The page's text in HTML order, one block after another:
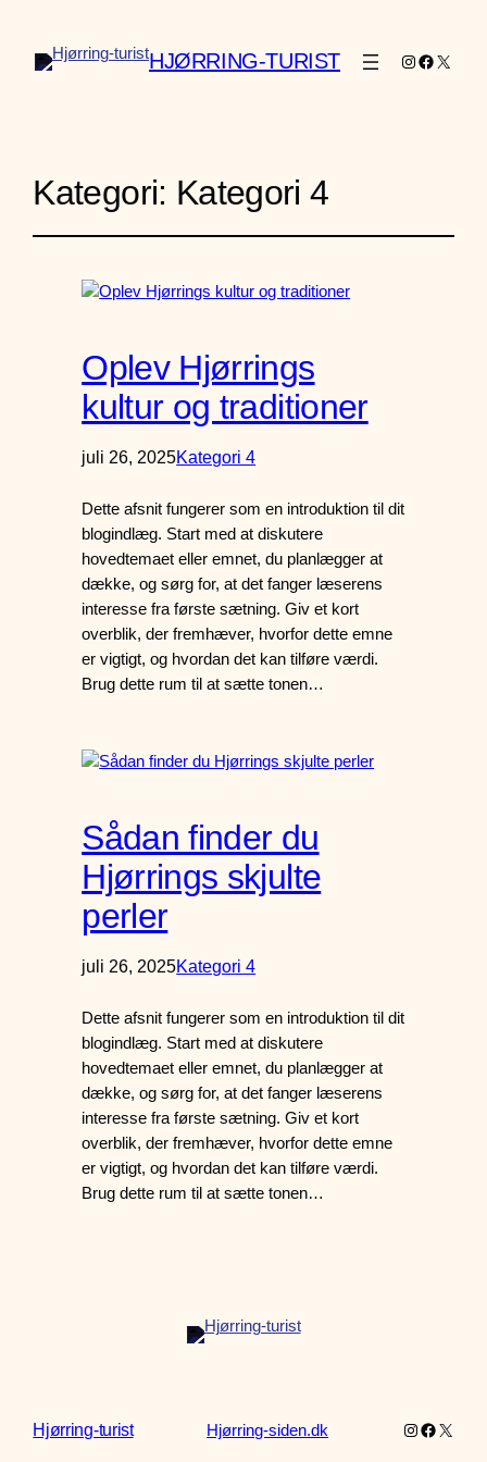
HJØRRING-TURIST Instagram
X
Kategori: Kategori 4
Oplev Hjørrings
kultur og traditioner
juli 26, 2025Kategori 4
Dette afsnit fungerer som en introduktion til dit
blogindlæg. Start med at diskutere
hovedtemaet eller emnet, du planlægger at
dække, og sørg for, at det fanger læserens
interesse fra første sætning. Giv et kort
overblik, der fremhæver, hvorfor dette emne
er vigtigt, og hvordan det kan tilføre værdi.
Brug dette rum til at sætte tonen…
Sådan finder du
Hjørrings skjulte
perler
juli 26, 2025Kategori 4
Dette afsnit fungerer som en introduktion til dit
blogindlæg. Start med at diskutere
hovedtemaet eller emnet, du planlægger at
dække, og sørg for, at det fanger læserens
interesse fra første sætning. Giv et kort
overblik, der fremhæver, hvorfor dette emne
er vigtigt, og hvordan det kan tilføre værdi.
Brug dette rum til at sætte tonen…
Hjørring-turist Hjørring-siden.dk Instagram
X